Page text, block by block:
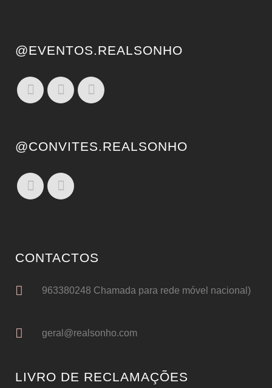
@EVENTOS.REALSONHO
@CONVITES.REALSONHO
CONTACTOS
963380248 Chamada para rede móvel nacional)
geral@realsonho.com
LIVRO DE RECLAMAÇÕES